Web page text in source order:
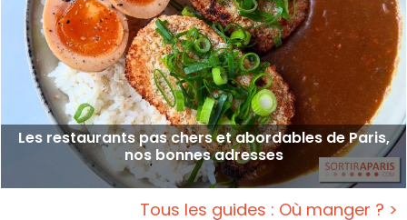
Les restaurants pas chers et abordables de Paris,
nos bonnes adresses
Tous les guides : Où manger ? >